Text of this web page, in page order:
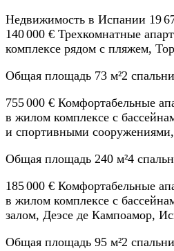
Недвижимость в Испании 19
140 000 € Трехкомнатные
комплексе рядом с пляжем,
Общая площадь 73 м²2 спальни
755 000 € Комфортабельные
в жилом комплексе с
и спортивными
Общая площадь 240 м²4
185 000 € Комфортабельные
в жилом комплексе с
залом, Деэсе де Кампоамор,
Общая площадь 95 м²2 спальни